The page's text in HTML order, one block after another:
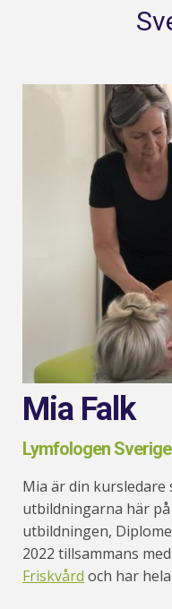
Mia Falk
Lymfologen
Mia är din kursledare
utbildningarna här
utbildningen,
2022 tillsammans
Friskvård och har